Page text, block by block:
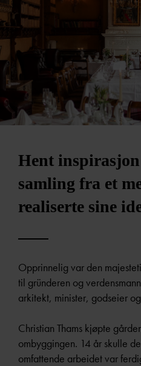
Hent
samling fra et
realiserte sine
Opprinnelig var den
til gründeren og
arkitekt, minister, godseier
Christian Thams kjøpte
ombyggingen. 14 år skulle
omfattende arbeidet var